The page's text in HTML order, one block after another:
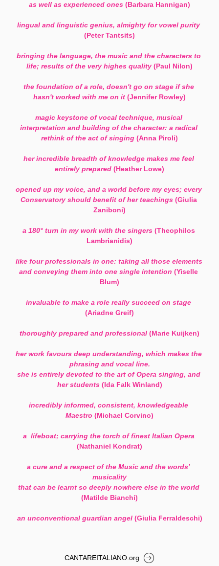
as well as experienced ones (Barbara Hannigan)
lingual and linguistic genius, almighty for vowel purity
(Peter Tantsits)
bringing the language, the music and the characters to
life; results of the very highes quality (Paul Nilon)
the foundation of a role, doesn't go on stage if she
hasn't worked with me on it (Jennifer Rowley)
magic keystone of vocal technique, musical
interpretation and building of the character: a radical
rethink of the act of singing (Anna Piroli)
her incredible breadth of knowledge makes me feel
entirely prepared (Heather Lowe)
opened up my voice, and a world before my eyes; every
Conservatory should benefit of her teachings (Giulia
Zaniboni)
a 180° turn in my work with the singers (Theophilos
Lambrianidis)
like four professionals in one: taking all those elements
and conveying them into one single intention (Yiselle
Blum)
(Ariadne Greif)
thoroughly prepared and professional (Marie Kuijken)
her work favours deep understanding, which makes the
phrasing and vocal line.
she is entirely devoted to the art of Opera singing, and
her students (Ida Falk Winland)
incredibly informed, consistent, knowledgeable
Maestro (Michael Corvino)
a  lifeboat; carrying the torch of finest Italian Opera
(Nathaniel Kondrat)
a cure and a respect of the Music and the words’
musicality
that can be learnt so deeply nowhere else in the world
(Matilde Bianchi)
an unconventional guardian angel (Giulia Ferraldeschi)
CANTAREITALIANO.org